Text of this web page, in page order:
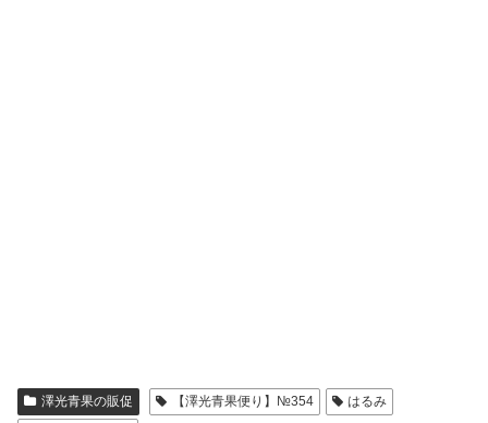
澤光青果の販促 【澤光青果便り】№354
はるみ